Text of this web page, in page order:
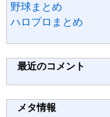
野球まとめ
ハロプロまとめ
最近のコメント
メタ情報